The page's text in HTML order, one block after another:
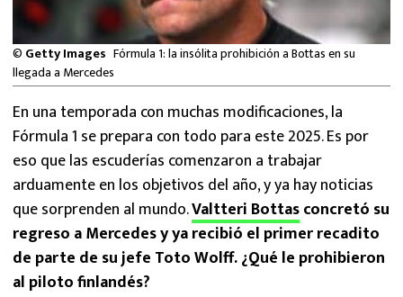
© Getty Images Fórmula 1: la insólita prohibición a Bottas en su
llegada a Mercedes
En una temporada con muchas modificaciones, la
Fórmula 1 se prepara con todo para este 2025. Es por
eso que las escuderías comenzaron a trabajar
arduamente en los objetivos del año, y ya hay noticias
que sorprenden al mundo.Valtteri Bottasconcretó su
regreso a Mercedes y ya recibió el primer recadito
de parte de su jefe Toto Wolff. ¿Qué le prohibieron
al piloto finlandés?